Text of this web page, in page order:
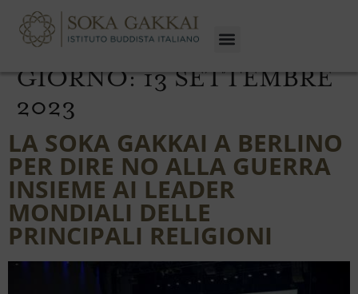
GIORNO: 13 SETTEMBRE
2023
LA SOKA GAKKAI A BERLINO
PER DIRE NO ALLA GUERRA
INSIEME AI LEADER
MONDIALI DELLE
PRINCIPALI RELIGIONI